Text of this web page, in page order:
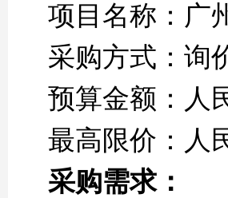
项目名称：广
采购方式：询
预算金额：人
最高限价：人
采购需求：